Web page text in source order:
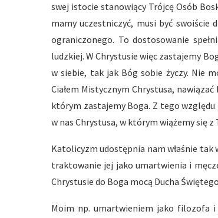
swej istocie stanowiący Trójcę Osób
mamy uczestniczyć, musi być swoiście
ograniczonego. To dostosowanie
ludzkiej. W Chrystusie więc zastajemy
w siebie, tak jak Bóg sobie życzy. Nie
Ciałem Mistycznym Chrystusa,
którym zastajemy Boga. Z tego
w nas Chrystusa, w którym wiążemy się z
Katolicyzm udostępnia nam właśnie tak
traktowanie jej jako umartwienia i
Chrystusie do Boga mocą Ducha
Moim np. umartwieniem jako filozofa i